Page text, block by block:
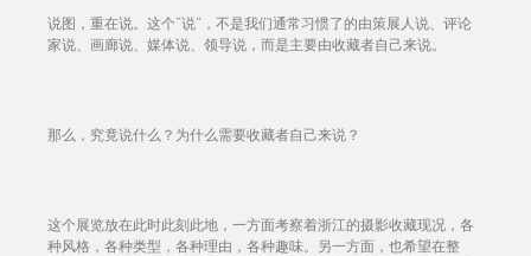
说图，重在说。这个“说”，不是我们通常习惯了的由策展人说、评论
家说、画廊说、媒体说、领导说，而是主要由收藏者自己来说。
那么，究竟说什么？为什么需要收藏者自己来说？
这个展览放在此时此刻此地，一方面考察着浙江的摄影收藏现况，各
种风格，各种类型，各种理由，各种趣味。另一方面，也希望在整